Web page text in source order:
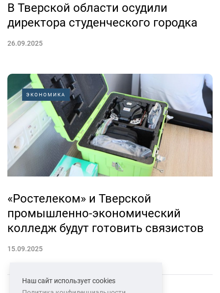
В Тверской области осудили
директора студенческого городка
26.09.2025
ЭКОНОМИКА
«Ростелеком» и Тверской
промышленно-экономический
колледж будут готовить связистов
15.09.2025
Наш сайт использует cookies